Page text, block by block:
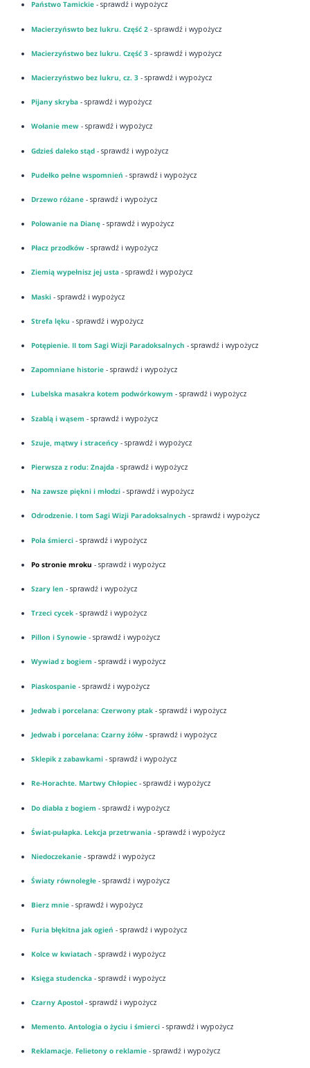
Państwo Tamickie- sprawdź i wypożycz
Macierzyńswto bez lukru. Część 2- sprawdź i wypożycz
Macierzyństwo bez lukru. Część 3- sprawdź i wypożycz
Macierzyństwo bez lukru, cz. 3- sprawdź i wypożycz
Pijany skryba- sprawdź i wypożycz
Wołanie mew- sprawdź i wypożycz
Gdzieś daleko stąd- sprawdź i wypożycz
Pudełko pełne wspomnień - sprawdź i wypożycz
Drzewo różane- sprawdź i wypożycz
Polowanie na Dianę- sprawdź i wypożycz
Płacz przodków- sprawdź i wypożycz
Ziemią wypełnisz jej usta- sprawdź i wypożycz
Maski - sprawdź i wypożycz
Strefa lęku - sprawdź i wypożycz
Potępienie. II tom Sagi Wizji Paradoksalnych - sprawdź i wypożycz
Zapomniane historie- sprawdź i wypożycz
Lubelska masakra kotem podwórkowym - sprawdź i wypożycz
Szablą i wąsem - sprawdź i wypożycz
Szuje, mątwy i straceńcy- sprawdź i wypożycz
Pierwsza z rodu: Znajda- sprawdź i wypożycz
Na zawsze piękni i młodzi- sprawdź i wypożycz
Odrodzenie. I tom Sagi Wizji Paradoksalnych - sprawdź i wypożycz
Pola śmierci- sprawdź i wypożycz
Po stronie mroku - sprawdź i wypożycz
Szary len - sprawdź i wypożycz
Trzeci cycek- sprawdź i wypożycz
Pillon i Synowie- sprawdź i wypożycz
Wywiad z bogiem - sprawdź i wypożycz
Piaskospanie - sprawdź i wypożycz
Jedwab i porcelana: Czerwony ptak- sprawdź i wypożycz
Jedwab i porcelana: Czarny żółw- sprawdź i wypożycz
Sklepik z zabawkami- sprawdź i wypożycz
Re-Horachte. Martwy Chłopiec- sprawdź i wypożycz
Do diabła z bogiem - sprawdź i wypożycz
Świat-pułapka. Lekcja przetrwania- sprawdź i wypożycz
Niedoczekanie - sprawdź i wypożycz
Światy równoległe- sprawdź i wypożycz
Bierz mnie- sprawdź i wypożycz
Furia błękitna jak ogień - sprawdź i wypożycz
Kolce w kwiatach - sprawdź i wypożycz
Księga studencka- sprawdź i wypożycz
Czarny Apostoł- sprawdź i wypożycz
Memento. Antologia o życiu i śmierci - sprawdź i wypożycz
Reklamacje. Felietony o reklamie- sprawdź i wypożycz